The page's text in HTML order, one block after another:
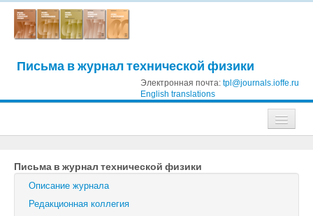
Письма в журнал технической физики
Электронная почта: tpl@journals.ioffe.ru
English translations
Журнал технической физики
Письма в Журнал технической физики
Письма в журнал технической физики
Описание журнала
Редакционная коллегия